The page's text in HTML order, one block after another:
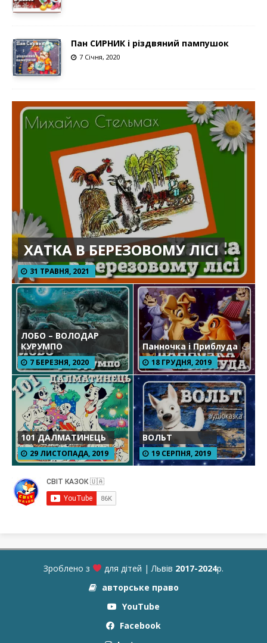
Пан СИРНИК і різдвяний пампушок
7 Січня, 2020
ХАТКА В БЕРЕЗОВОМУ ЛІСІ
31 ТРАВНЯ, 2021
ЛОБО – ВОЛОДАР
КУРУМПО
7 БЕРЕЗНЯ, 2020
Панночка і Приблуда
18 ГРУДНЯ, 2019
101 ДАЛМАТИНЕЦЬ
29 ЛИСТОПАДА, 2019
ВОЛЬТ
19 СЕРПНЯ, 2019
Зроблено з для дітей | Львів 2017-2024р.
авторське право
YouTube
Facebook